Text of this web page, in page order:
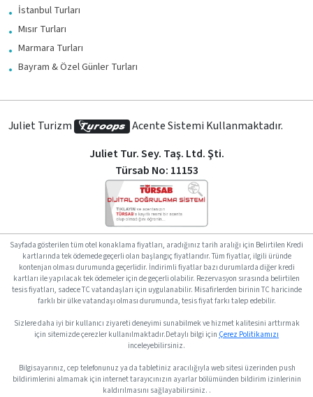
İstanbul Turları
Mısır Turları
Marmara Turları
Bayram & Özel Günler Turları
Juliet Turizm
Acente Sistemi Kullanmaktadır.
Juliet Tur. Sey. Taş. Ltd. Şti.
Türsab No: 11153
Sayfada gösterilen tüm otel konaklama fiyatları, aradığınız tarih aralığı için Belirtilen Kredi
kartlarında tek ödemede geçerli olan başlangıç fiyatlarıdır. Tüm fiyatlar, ilgili üründe
kontenjan olması durumunda geçerlidir. İndirimli fiyatlar bazı durumlarda diğer kredi
kartları ile yapılacak tek ödemeler için de geçerli olabilir. Rezervasyon sırasında belirtilen
tesis fiyatları, sadece TC vatandaşları için uygulanabilir. Misafirlerden birinin TC haricinde
farklı bir ülke vatandaşı olması durumunda, tesis fiyat farkı talep edebilir.
Sizlere daha iyi bir kullanıcı ziyareti deneyimi sunabilmek ve hizmet kalitesini arttırmak
için sitemizde çerezler kullanılmaktadır.Detaylı bilgi için Çerez Politikamızı
inceleyebilirsiniz.
Bilgisayarınız, cep telefonunuz ya da tabletiniz aracılığıyla web sitesi üzerinden push
bildirimlerini almamak için internet tarayıcınızın ayarlar bölümünden bildirim izinlerinin
kaldırılmasını sağlayabilirsiniz. .